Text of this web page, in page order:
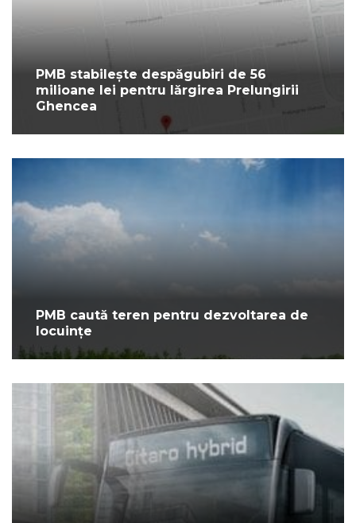
PMB stabilește despăgubiri de 56
milioane lei pentru lărgirea Prelungirii
Ghencea
PMB caută teren pentru dezvoltarea de
locuințe